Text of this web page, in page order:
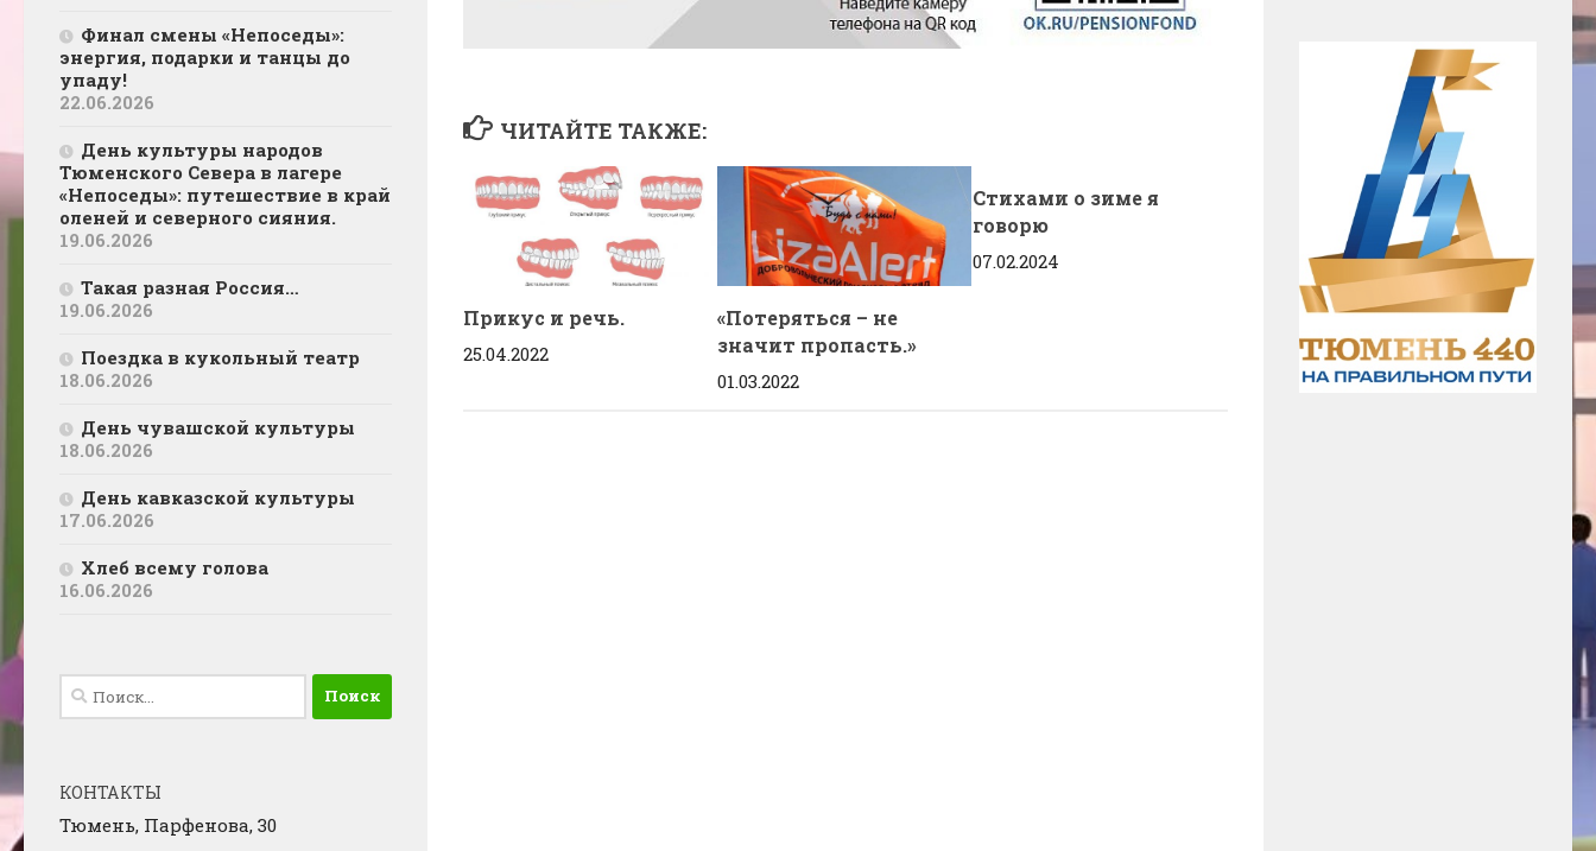
ЧИТАЙТЕ ТАКЖЕ:
Прикус и речь.
25.04.2022
«Потеряться – не
значит пропасть.»
01.03.2022
Стихами о зиме я
говорю
07.02.2024
Финал смены «Непоседы»:
энергия, подарки и танцы до
упаду!
22.06.2026
День культуры народов
Тюменского Севера в лагере
«Непоседы»: путешествие в край
оленей и северного сияния.
19.06.2026
Такая разная Россия…
19.06.2026
Поездка в кукольный театр
18.06.2026
День чувашской культуры
18.06.2026
День кавказской культуры
17.06.2026
Хлеб всему голова
16.06.2026
Найти:
КОНТАКТЫ
Тюмень, Парфенова, 30